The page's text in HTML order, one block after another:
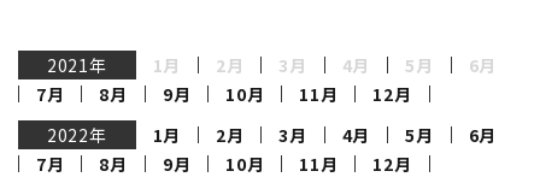
2021年 1月 2月 3月 4月 5月
6月
7月
8月 9月 10月 11月
12月
2022年
1月 2月 3月 4月 5月
6月
7月
8月 9月 10月 11月
12月